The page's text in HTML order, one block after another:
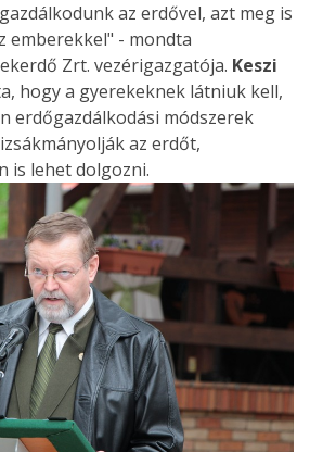
az erdővel, azt meg is
emberekkel" - mondta
Zrt. vezérigazgatója. Keszi
hogy a gyerekeknek látniuk kell,
erdőgazdálkodási módszerek
az erdőt,
is lehet dolgozni.